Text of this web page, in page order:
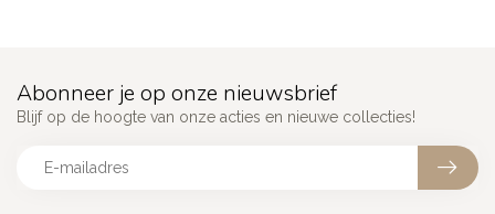
Abonneer je op onze nieuwsbrief
Blijf op de hoogte van onze acties en nieuwe collecties!